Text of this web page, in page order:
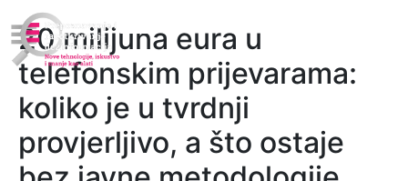
20 milijuna eura u
telefonskim prijevarama:
koliko je u tvrdnji
provjerljivo, a što ostaje